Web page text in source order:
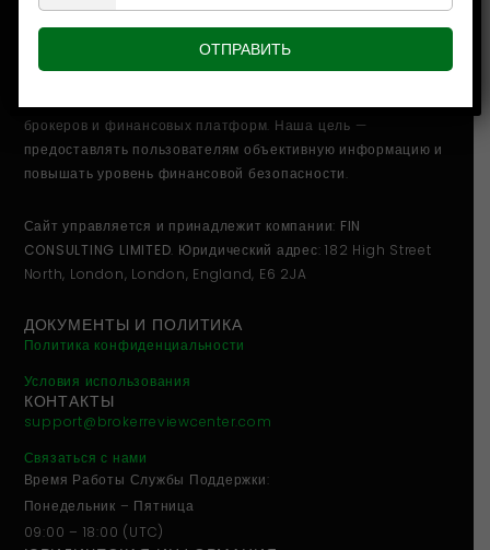
Broker Review Center— независимая исследовательская
брокеров и финансовых платформ. Наша цель —
предоставлять пользователям объективную информацию и
повышать уровень финансовой безопасности.
Сайт управляется и принадлежит компании: FIN
CONSULTING LIMITED. Юридический адрес: 182 High Street
North, London, London, England, E6 2JA
ДОКУМЕНТЫ И ПОЛИТИКА
Политика конфиденциальности
Условия использования
КОНТАКТЫ
support@brokerreviewcenter.com
Связаться с нами
Время Работы Службы Поддержки:
Понедельник – Пятница
09:00 – 18:00 (UTC)